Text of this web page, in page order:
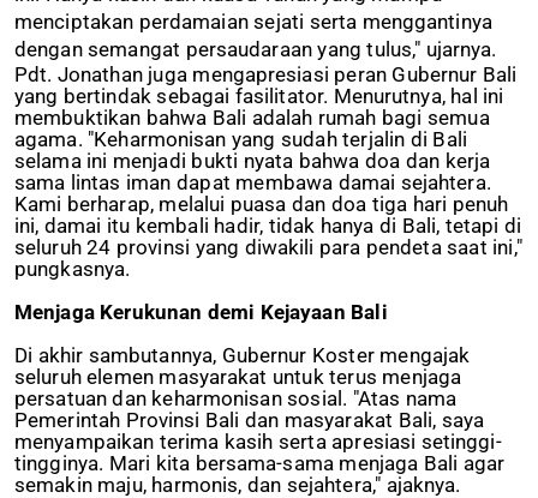
menciptakan perdamaian sejati serta menggantinya
dengan semangat persaudaraan yang tulus," ujarnya.
Pdt. Jonathan juga mengapresiasi peran Gubernur Bali
yang bertindak sebagai fasilitator. Menurutnya, hal ini
membuktikan bahwa Bali adalah rumah bagi semua
agama. "Keharmonisan yang sudah terjalin di Bali
selama ini menjadi bukti nyata bahwa doa dan kerja
sama lintas iman dapat membawa damai sejahtera.
Kami berharap, melalui puasa dan doa tiga hari penuh
ini, damai itu kembali hadir, tidak hanya di Bali, tetapi di
seluruh 24 provinsi yang diwakili para pendeta saat ini,"
pungkasnya.
Menjaga Kerukunan demi Kejayaan Bali
Di akhir sambutannya, Gubernur Koster mengajak
seluruh elemen masyarakat untuk terus menjaga
persatuan dan keharmonisan sosial. "Atas nama
Pemerintah Provinsi Bali dan masyarakat Bali, saya
menyampaikan terima kasih serta apresiasi setinggi-
tingginya. Mari kita bersama-sama menjaga Bali agar
semakin maju, harmonis, dan sejahtera," ajaknya.